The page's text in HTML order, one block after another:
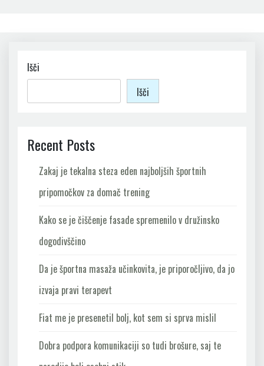
Išči
Išči
Recent Posts
Zakaj je tekalna steza eden najboljših športnih
pripomočkov za domač trening
Kako se je čiščenje fasade spremenilo v družinsko
dogodivščino
Da je športna masaža učinkovita, je priporočljivo, da jo
izvaja pravi terapevt
Fiat me je presenetil bolj, kot sem si sprva mislil
Dobra podpora komunikaciji so tudi brošure, saj te